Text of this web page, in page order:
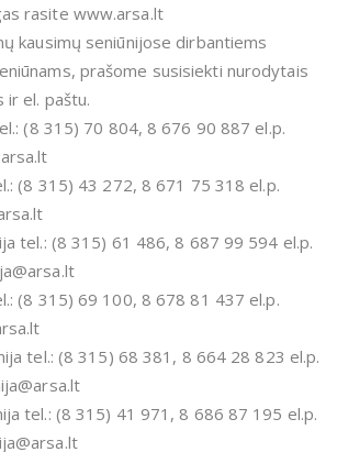
rasite www.arsa.lt
kausimų seniūnijose dirbantiems
prašome susisiekti nurodytais
ir el. paštu.
(8 315) 70 804, 8 676 90 887 el.p.
(8 315) 43 272, 8 671 75 318 el.p.
tel.: (8 315) 61 486, 8 687 99 594 el.p.
(8 315) 69 100, 8 678 81 437 el.p.
tel.: (8 315) 68 381, 8 664 28 823 el.p.
tel.: (8 315) 41 971, 8 686 87 195 el.p.